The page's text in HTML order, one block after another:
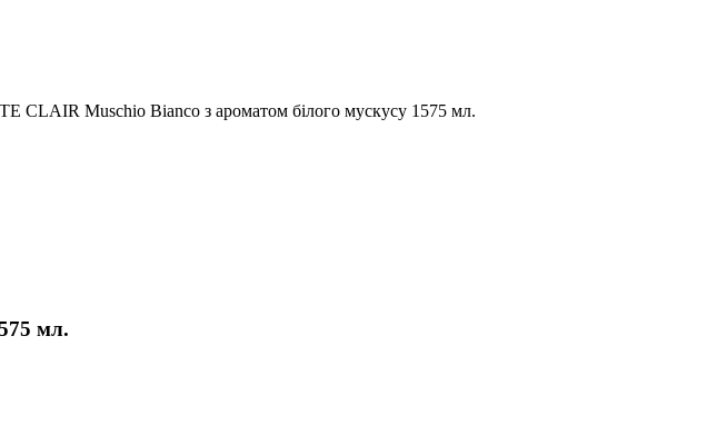
CLAIR Muschio Bianco з ароматом білого мускусу 1575 мл.
мл.